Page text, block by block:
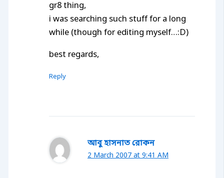
gr8 thing,
i was searching such stuff for a long
while (though for editing myself…:D)
best regards,
Reply
আবু হাসনাত রোকন
2 March 2007 at 9:41 AM